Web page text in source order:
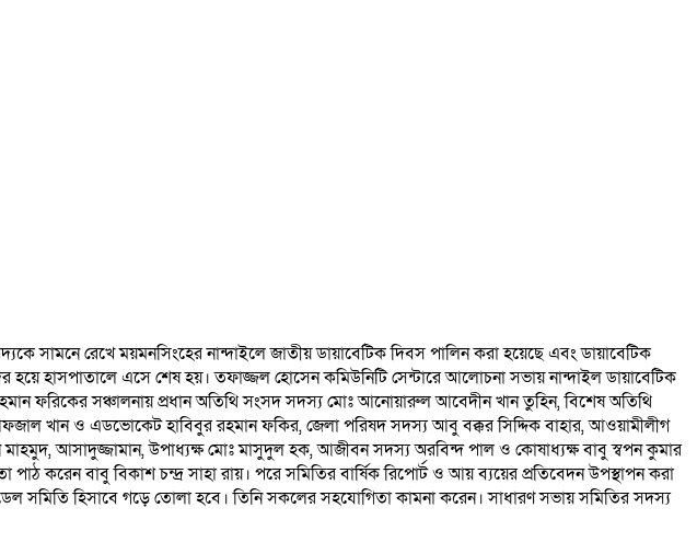
সামনে রেখে ময়মনসিংহের নান্দাইলে জাতীয় ডায়াবেটিক দিবস পালিন করা হয়েছে এবং ডায়াবেটিক
হাসপাতালে এসে শেষ হয়। তফাজ্জল হোসেন কমিউনিটি সেন্টারে আলোচনা সভায় নান্দাইল ডায়াবেটিক
ফরিকের সঞ্চালনায় প্রধান অতিথি সংসদ সদস্য মোঃ আনোয়ারুল আবেদীন খান তুহিন, বিশেষ অতিথি
খান ও এডভোকেট হাবিবুর রহমান ফকির, জেলা পরিষদ সদস্য আবু বক্কর সিদ্দিক বাহার, আওয়ামীলীগ
মাহমুদ, আসাদুজ্জামান, উপাধ্যক্ষ মোঃ মাসুদুল হক, আজীবন সদস্য অরবিন্দ পাল ও কোষাধ্যক্ষ বাবু স্বপন কুমার
করেন বাবু বিকাশ চন্দ্র সাহা রায়। পরে সমিতির বার্ষিক রিপোর্ট ও আয় ব্যয়ের প্রতিবেদন উপস্থাপন করা
সমিতি হিসাবে গড়ে তোলা হবে। তিনি সকলের সহযোগিতা কামনা করেন। সাধারণ সভায় সমিতির সদস্য